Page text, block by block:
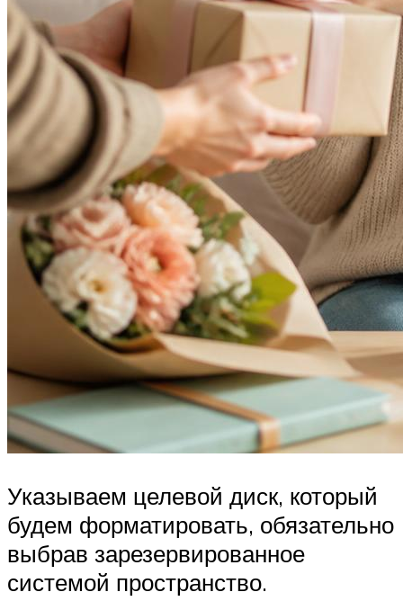
Указываем целевой диск, который
будем форматировать, обязательно
выбрав зарезервированное
системой пространство.